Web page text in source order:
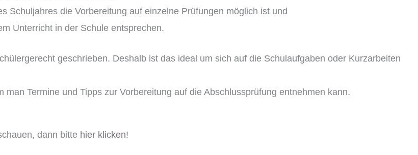
Schuljahres die Vorbereitung auf einzelne Prüfungen möglich ist und
Unterricht in der Schule entsprechen.
geschrieben. Deshalb ist das ideal um sich auf die Schulaufgaben oder Kurzarbeiten
Termine und Tipps zur Vorbereitung auf die Abschlussprüfung entnehmen kann.
dann bitte hier klicken!